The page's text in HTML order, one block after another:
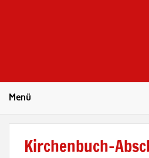
Menü
Kirchenbuch-